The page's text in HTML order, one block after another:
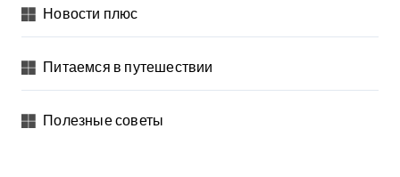
Новости плюс
Питаемся в путешествии
Полезные советы